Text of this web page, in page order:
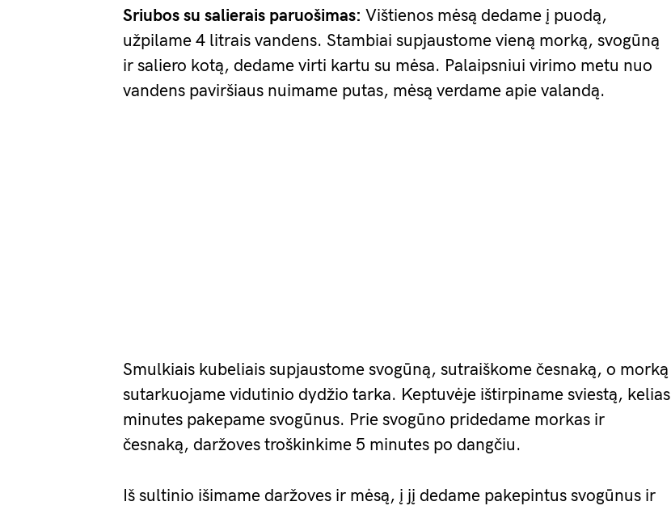
Sriubos su salierais paruošimas: Vištienos mėsą dedame į puodą,
užpilame 4 litrais vandens. Stambiai supjaustome vieną morką, svogūną
ir saliero kotą, dedame virti kartu su mėsa. Palaipsniui virimo metu nuo
vandens paviršiaus nuimame putas, mėsą verdame apie valandą.
Smulkiais kubeliais supjaustome svogūną, sutraiškome česnaką, o morką
sutarkuojame vidutinio dydžio tarka. Keptuvėje ištirpiname sviestą, kelias
minutes pakepame svogūnus. Prie svogūno pridedame morkas ir
česnaką, daržoves troškinkime 5 minutes po dangčiu.
Iš sultinio išimame daržoves ir mėsą, į jį dedame pakepintus svogūnus ir